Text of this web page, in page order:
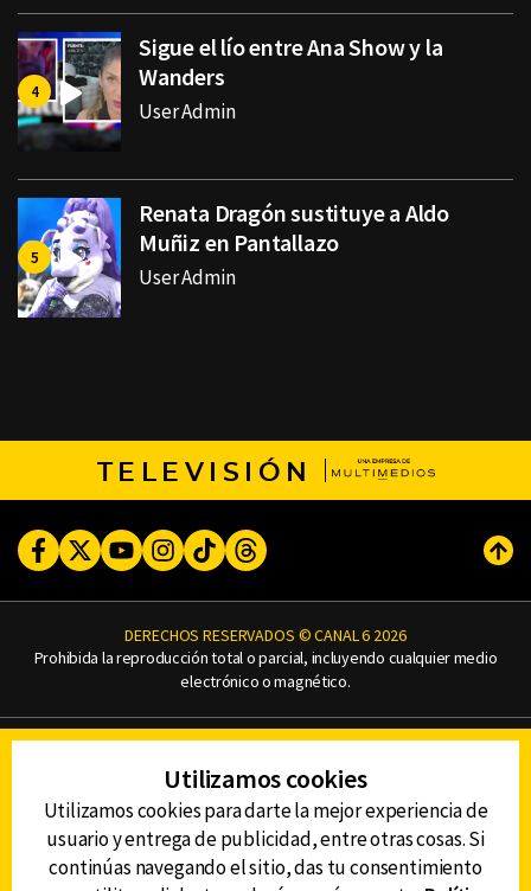
Sigue el lío entre Ana Show y la
Wanders
User Admin
Renata Dragón sustituye a Aldo
Muñiz en Pantallazo
User Admin
TELEVISIÓN
FacebookTwitterYoutubeInstagram
TikTokThreads
DERECHOS RESERVADOS © CANAL 6 2026
Prohibida la reproducción total o parcial, incluyendo cualquier medio
electrónico o magnético.
AVISO DE PRIVACIDAD
AVISO LEGAL
DEFENSORÍA DE LAS AUDIENCIAS
Utilizamos cookies
Utilizamos cookies para darte la mejor experiencia de
usuario y entrega de publicidad, entre otras cosas. Si
continúas navegando el sitio, das tu consentimiento